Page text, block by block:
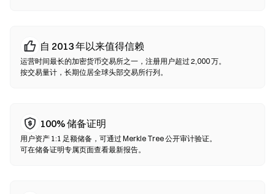
Chain、Polygon 等 EVM 兼容链上。
自 2013 年以来值得信赖
运营时间最长的加密货币交易所之一，注册用户超过 2,000 万。
按交易量计，长期位居全球头部交易所行列。
100% 储备证明
用户资产 1:1 足额储备，可通过 Merkle Tree 公开审计验证。
可在储备证明专属页面查看最新报告。